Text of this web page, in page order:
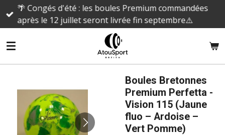
Passer
principal
🌴 Congés d'été : les boules Premium commandées
après le 12 juillet seront livrée fin septembre⚠️
Boules Bretonnes
Premium Perfetta -
Vision 115 (Jaune
fluo – Ardoise –
Vert Pomme)